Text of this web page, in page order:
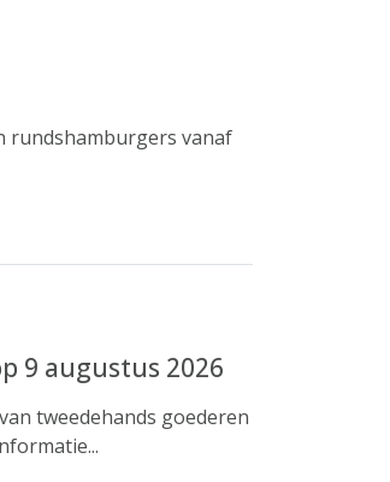
rundshamburgers vanaf
9 augustus 2026
tweedehands goederen